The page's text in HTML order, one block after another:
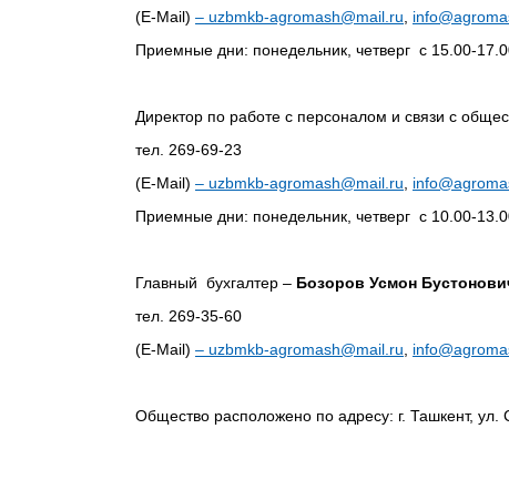
(E-Mail) – uzbmkb-agromash@mail.ru,
Приемные дни: понедельник, четверг с 15.00-
Директор по работе с персоналом и связи с
тел. 269-69-23
(E-Mail) – uzbmkb-agromash@mail.ru,
Приемные дни: понедельник, четверг с 10.00-
Главный бухгалтер – Бозоров Усмон
тел. 269-35-60
(E-Mail) – uzbmkb-agromash@mail.ru,
Общество расположено по адресу: г. Ташкент,